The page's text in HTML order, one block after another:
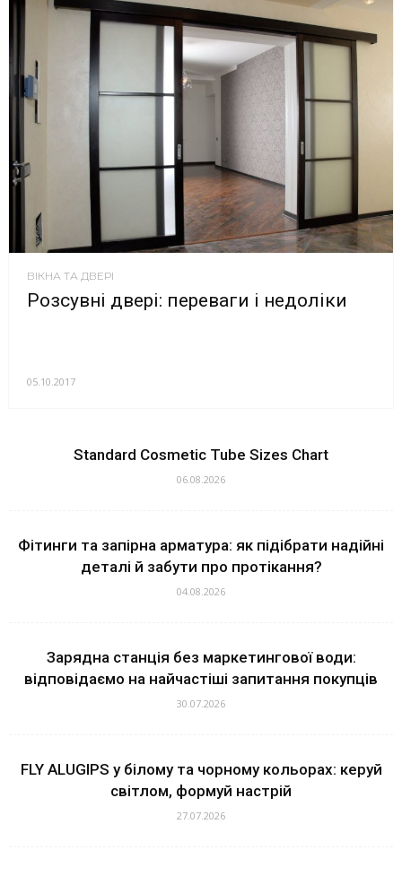
ВІКНА ТА ДВЕРІ
Розсувні двері: переваги і недоліки
05.10.2017
Standard Cosmetic Tube Sizes Chart
06.08.2026
Фітинги та запірна арматура: як підібрати надійні
деталі й забути про протікання?
04.08.2026
Зарядна станція без маркетингової води:
відповідаємо на найчастіші запитання покупців
30.07.2026
FLY ALUGIPS у білому та чорному кольорах: керуй
світлом, формуй настрій
27.07.2026